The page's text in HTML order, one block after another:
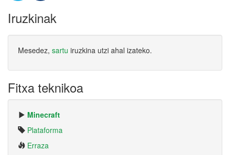
Iruzkinak
Mesedez, sartu iruzkina utzi ahal izateko.
Fitxa teknikoa
Minecraft
Plataforma
Erraza